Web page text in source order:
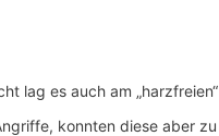
lag es auch am „harzfreien“
konnten diese aber zu